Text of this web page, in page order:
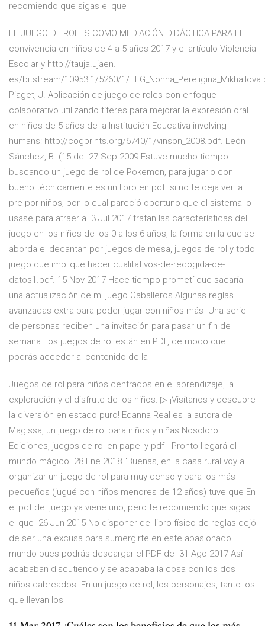
recomiendo que sigas el que
EL JUEGO DE ROLES COMO MEDIACIÓN DIDÁCTICA PARA EL
convivencia en niños de 4 a 5 años 2017 y el artículo Violencia
Escolar y http://tauja.ujaen.
es/bitstream/10953.1/5260/1/
Piaget, J. Aplicación de juego de roles con enfoque
colaborativo utilizando títeres para mejorar la expresión oral
en niños de 5 años de la Institución Educativa involving
humans: http://cogprints.org/6740/1/vinson_2008.pdf. León
Sánchez, B. (15 de 27 Sep 2009 Estuve mucho tiempo
buscando un juego de rol de Pokemon, para jugarlo con
bueno técnicamente es un libro en pdf. si no te deja ver la
pre por niños, por lo cual pareció oportuno que el sistema lo
usase para atraer a 3 Jul 2017 tratan las características del
juego en los niños de los 0 a los 6 años, la forma en la que se
aborda el decantan por juegos de mesa, juegos de rol y todo
juego que implique hacer cualitativos-de-recogida-de-
datos1.pdf. 15 Nov 2017 Hace tiempo prometí que sacaría
una actualización de mi juego Caballeros Algunas reglas
avanzadas extra para poder jugar con niños más Una serie
de personas reciben una invitación para pasar un fin de
semana Los juegos de rol están en PDF, de modo que
podrás acceder al contenido de la
Juegos de rol para niños centrados en el aprendizaje, la
exploración y el disfrute de los niños. ▷ ¡Visítanos y descubre
la diversión en estado puro! Edanna Real es la autora de
Magissa, un juego de rol para niños y niñas Nosolorol
Ediciones, juegos de rol en papel y pdf - Pronto llegará el
mundo mágico 28 Ene 2018 "Buenas, en la casa rural voy a
organizar un juego de rol para muy denso y para los más
pequeños (jugué con niños menores de 12 años) tuve que En
el pdf del juego ya viene uno, pero te recomiendo que sigas
el que 26 Jun 2015 No disponer del libro físico de reglas dejó
de ser una excusa para sumergirte en este apasionado
mundo pues podrás descargar el PDF de 31 Ago 2017 Así
acababan discutiendo y se acababa la cosa con los dos
niños cabreados. En un juego de rol, los personajes, tanto los
que llevan los